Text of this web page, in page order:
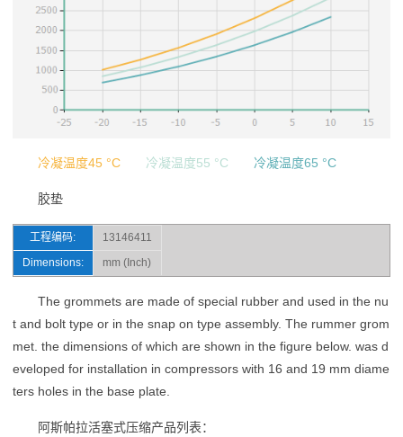
冷凝温度45 °C 冷凝温度55 °C 冷凝温度65 °C
胶垫
工程编码:
13146411
Dimensions:
mm (Inch)
The grommets are made of special rubber and used in the nu
t and bolt type or in the snap on type assembly. The rummer grom
met. the dimensions of which are shown in the figure below. was d
eveloped for installation in compressors with 16 and 19 mm diame
ters holes in the base plate.
阿斯帕拉活塞式压缩产品列表：